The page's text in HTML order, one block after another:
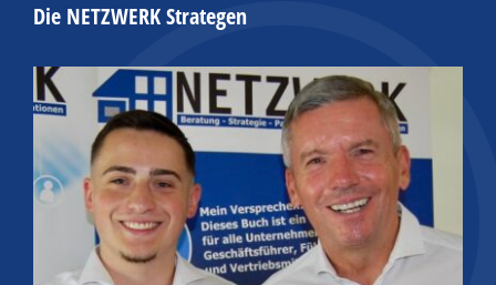
Die NETZWERK Strategen